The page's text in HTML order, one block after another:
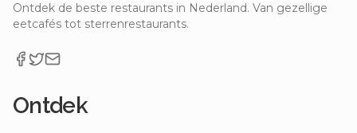
Ontdek de beste restaurants in Nederland. Van gezellige
eetcafés tot sterrenrestaurants.
Ontdek